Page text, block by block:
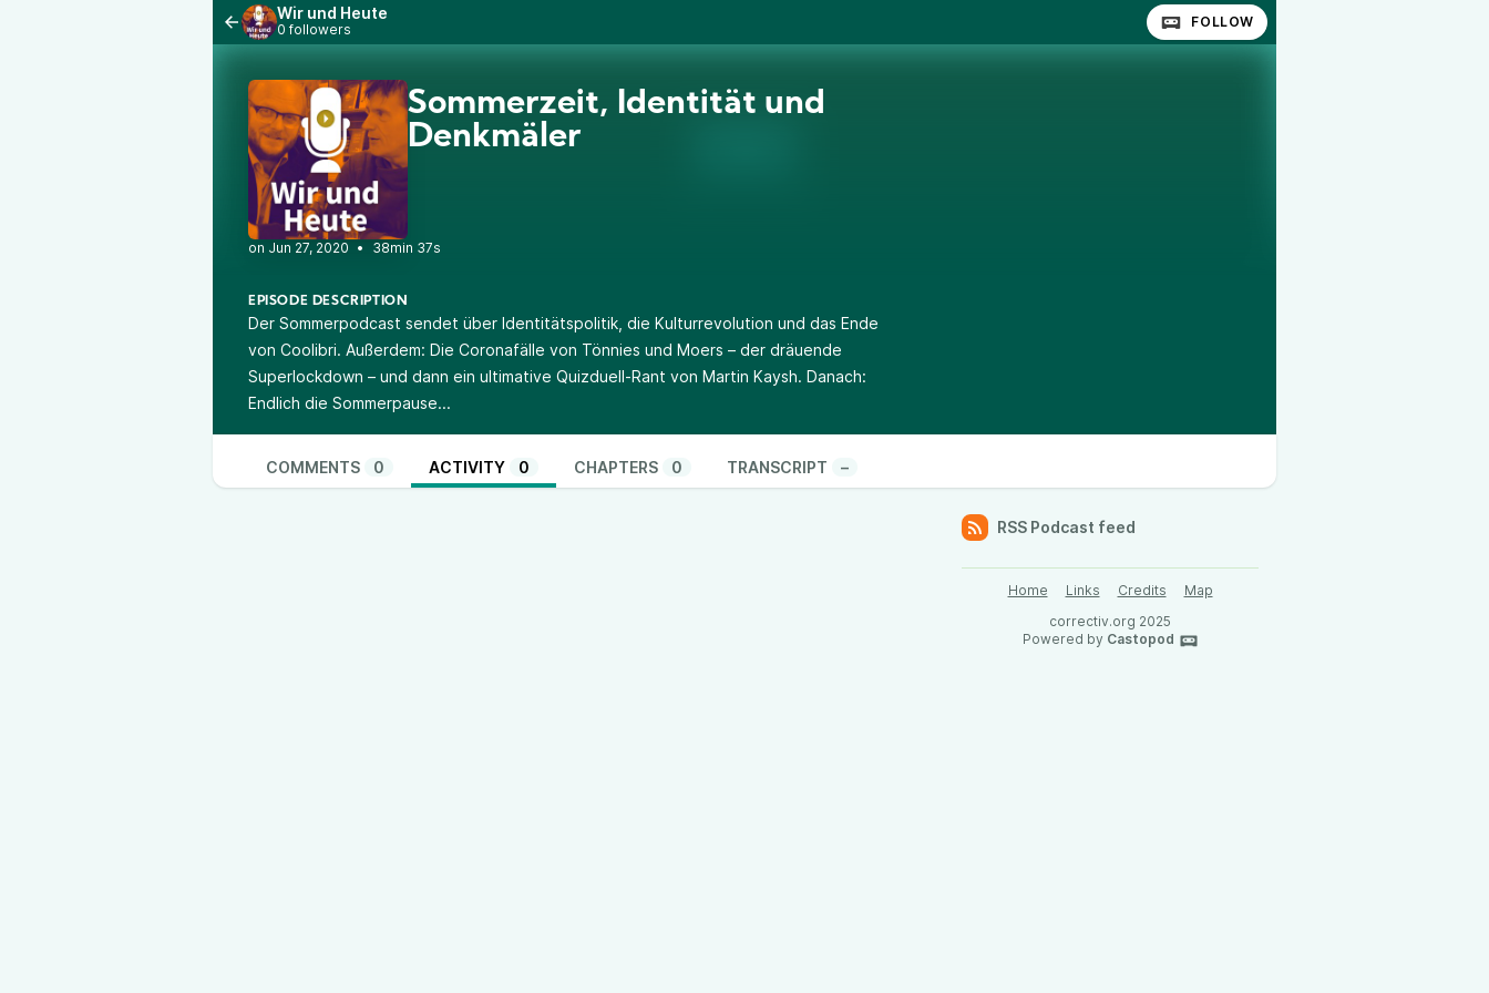
Wir und Heute
0 followers FOLLOW
Sommerzeit, Identität und
Denkmäler
• 38min 37s
EPISODE DESCRIPTION
Der Sommerpodcast sendet über Identitätspolitik, die Kulturrevolution und das Ende
von Coolibri. Außerdem: Die Coronafälle von Tönnies und Moers – der dräuende
Superlockdown – und dann ein ultimative Quizduell-Rant von Martin Kaysh. Danach:
Endlich die Sommerpause...
COMMENTS 0 ACTIVITY 0 CHAPTERS 0 TRANSCRIPT –
RSS Podcast feed
Home Links Credits
Map
correctiv.org 2025
Powered by Castopod